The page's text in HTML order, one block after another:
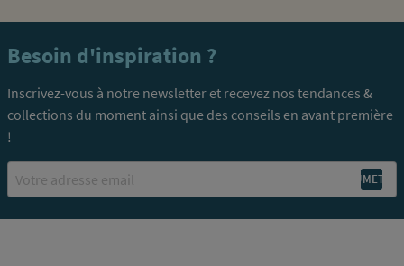
Besoin d'inspiration ?
Inscrivez-vous à notre newsletter et recevez nos tendances &
collections du moment ainsi que des conseils en avant première
!
Email